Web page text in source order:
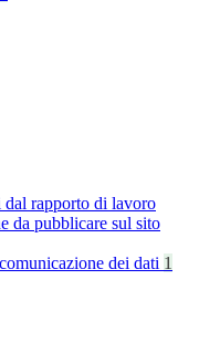
dal rapporto di lavoro
da pubblicare sul sito
dei dati 1